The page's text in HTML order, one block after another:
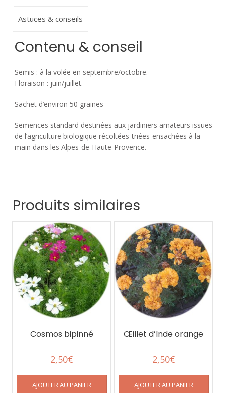
Astuces & conseils
Contenu & conseil
Semis : à la volée en septembre/octobre.
Floraison : juin/juillet.
Sachet d’environ 50 graines
Semences standard destinées aux jardiniers amateurs issues
de l’agriculture biologique récoltées-triées-ensachées à la
main dans les Alpes-de-Haute-Provence.
Produits similaires
Cosmos bipinné
2,50€
AJOUTER AU PANIER
Œillet d’Inde orange
2,50€
AJOUTER AU PANIER